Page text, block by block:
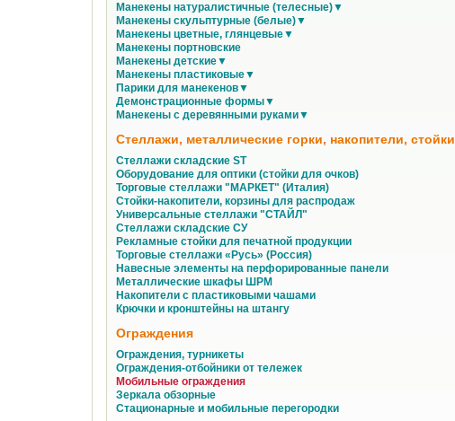
Манекены натуралистичные (телесные)▼
Манекены скульптурные (белые)▼
Манекены цветные, глянцевые▼
Манекены портновские
Манекены детские▼
Манекены пластиковые▼
Парики для манекенов▼
Демонстрационные формы▼
Манекены с деревянными руками▼
Стеллажи, металлические горки, накопители, стойки
Стеллажи складские ST
Оборудование для оптики (стойки для очков)
Торговые стеллажи "МАРКЕТ" (Италия)
Стойки-накопители, корзины для распродаж
Универсальные стеллажи "СТАЙЛ"
Стеллажи складские СУ
Рекламные стойки для печатной продукции
Торговые стеллажи «Русь» (Россия)
Навесные элементы на перфорированные панели
Металлические шкафы ШРМ
Накопители с пластиковыми чашами
Крючки и кронштейны на штангу
Ограждения
Ограждения, турникеты
Ограждения-отбойники от тележек
Мобильные ограждения
Зеркала обзорные
Стационарные и мобильные перегородки